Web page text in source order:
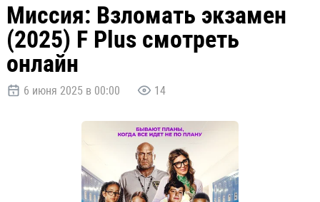
Миссия: Взломать экзамен
(2025) F Plus смотреть
онлайн
6 июня 2025 в 00:00 14